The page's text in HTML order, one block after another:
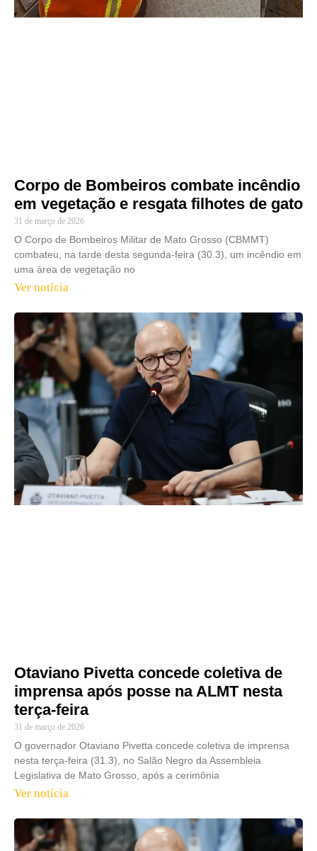
Corpo de Bombeiros combate incêndio
em vegetação e resgata filhotes de gato
31 de março de 2026
O Corpo de Bombeiros Militar de Mato Grosso (CBMMT)
combateu, na tarde desta segunda-feira (30.3), um incêndio em
uma área de vegetação no
Ver notícia
Otaviano Pivetta concede coletiva de
imprensa após posse na ALMT nesta
terça-feira
31 de março de 2026
O governador Otaviano Pivetta concede coletiva de imprensa
nesta terça-feira (31.3), no Salão Negro da Assembleia
Legislativa de Mato Grosso, após a cerimônia
Ver notícia